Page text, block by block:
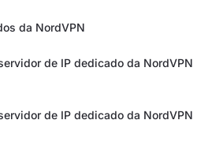
da NordVPN
de IP dedicado da NordVPN
de IP dedicado da NordVPN